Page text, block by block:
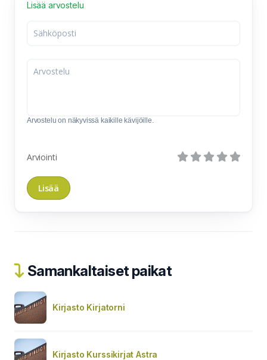
Lisää arvostelu
Arvostelu on näkyvissä kaikille kävijöille.
Arviointi
Samankaltaiset paikat
Kirjasto Kirjatorni
Kirjasto Kurssikirjat Astra